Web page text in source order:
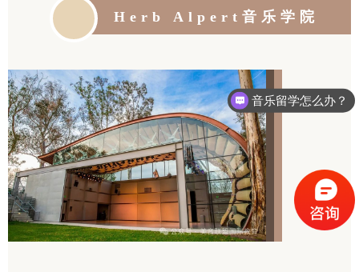
Herb Alpert音乐学院
音乐留学怎么办？
非科班生可以申请吗？